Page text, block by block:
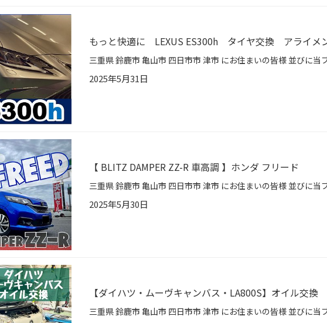
もっと快適に LEXUS ES300h タイヤ交換 アライメ
2025年5月31日
【 BLITZ DAMPER ZZ-R 車高調 】ホンダ フリード
2025年5月30日
【ダイハツ・ムーヴキャンバス・LA800S】オイル交換